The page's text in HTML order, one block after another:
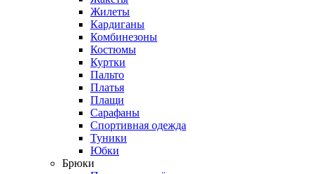
Жилеты
Кардиганы
Комбинезоны
Костюмы
Куртки
Пальто
Платья
Плащи
Сарафаны
Спортивная одежда
Туники
Юбки
Брюки